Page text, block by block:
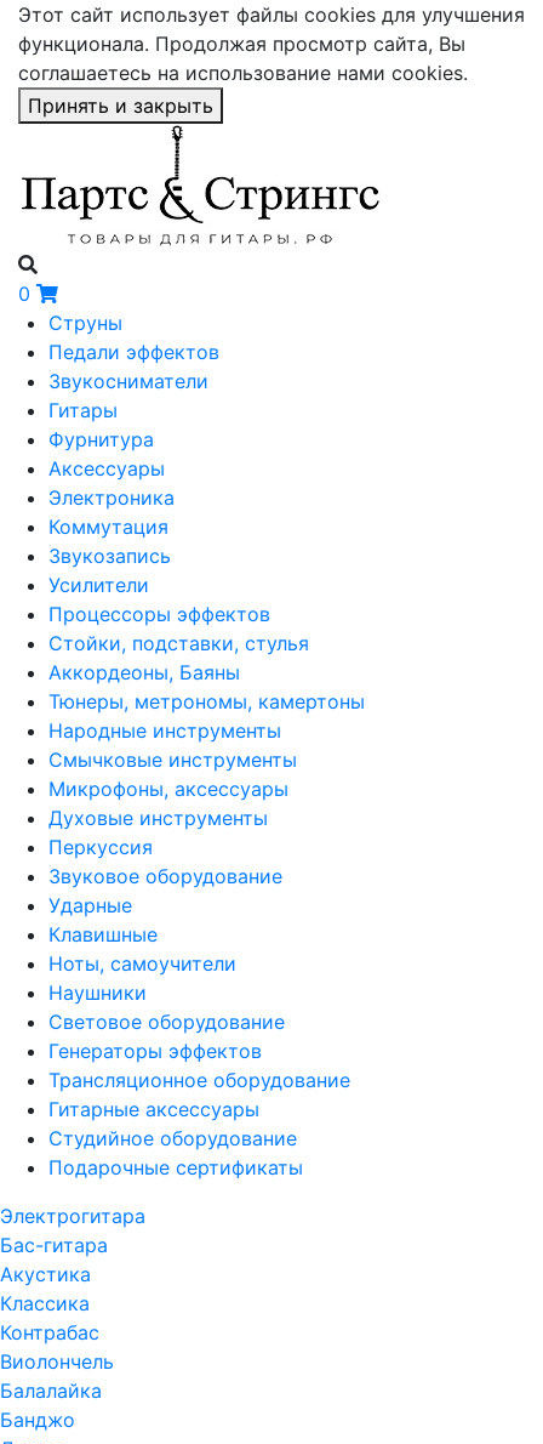
Этот сайт использует файлы cookies для улучшения
функционала. Продолжая просмотр сайта, Вы
соглашаетесь на использование нами cookies.
Принять и закрыть
0
Струны
Педали эффектов
Звукосниматели
Гитары
Фурнитура
Аксессуары
Электроника
Коммутация
Звукозапись
Усилители
Процессоры эффектов
Стойки, подставки, стулья
Аккордеоны, Баяны
Тюнеры, метрономы, камертоны
Народные инструменты
Смычковые инструменты
Микрофоны, аксессуары
Духовые инструменты
Перкуссия
Звуковое оборудование
Ударные
Клавишные
Ноты, самоучители
Наушники
Световое оборудование
Генераторы эффектов
Трансляционное оборудование
Гитарные аксессуары
Студийное оборудование
Подарочные сертификаты
Электрогитара
Бас-гитара
Акустика
Классика
Контрабас
Виолончель
Балалайка
Банджо